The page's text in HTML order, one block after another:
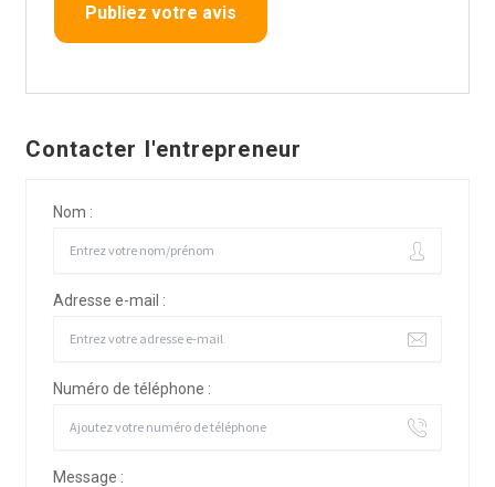
Contacter l'entrepreneur
Nom :
Adresse e-mail :
Numéro de téléphone :
Message :